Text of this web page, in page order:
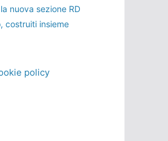
nuova sezione RD
costruiti insieme
policy